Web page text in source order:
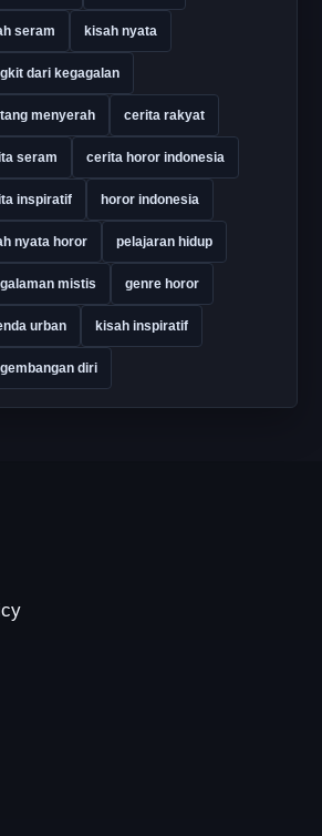
seram kisah nyata
dari kegagalan
menyerah cerita rakyat
seram cerita horor indonesia
inspiratif horor indonesia
nyata horor pelajaran hidup
mistis genre horor
urban kisah inspiratif
diri